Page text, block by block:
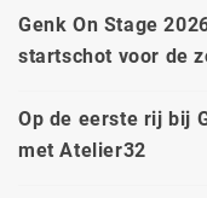
Genk On Stage
startschot voor de
Op de eerste rij bij
met Atelier32